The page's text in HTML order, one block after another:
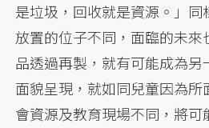
是垃圾，回收就是資源。」
放置的位子不同，面臨的未
品透過再製，就有可能成為
面貌呈現，就如同兒童因為
會資源及教育現場不同，將